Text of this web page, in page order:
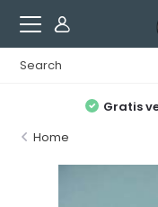
Gratis
Home